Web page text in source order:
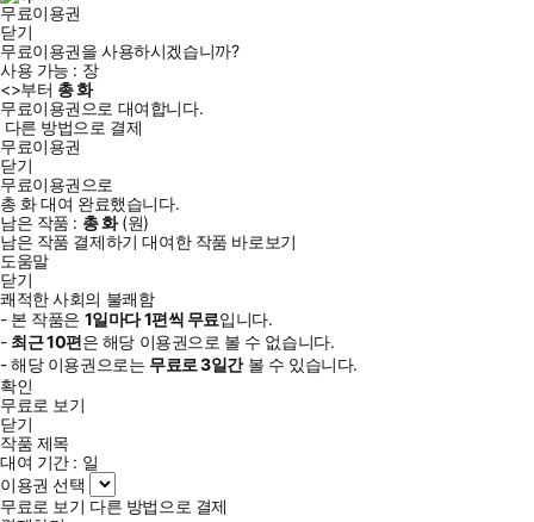
무료이용권
닫기
무료이용권을 사용하시겠습니까?
사용 가능 : 장
<>부터 총화
무료이용권으로 대여합니다.
다른 방법으로 결제
무료이용권
닫기
무료이용권으로
총 화대여 완료했습니다.
남은 작품 : 총화(원)
남은 작품 결제하기 대여한 작품 바로보기
도움말
닫기
쾌적한 사회의 불쾌함
- 본 작품은 1일마다1편씩 무료입니다.
- 최근10편은 해당 이용권으로 볼 수 없습니다.
- 해당 이용권으로는 무료로3일간볼 수 있습니다.
확인
무료로 보기
닫기
작품 제목
대여 기간 : 일
이용권 선택
무료로 보기 다른 방법으로 결제